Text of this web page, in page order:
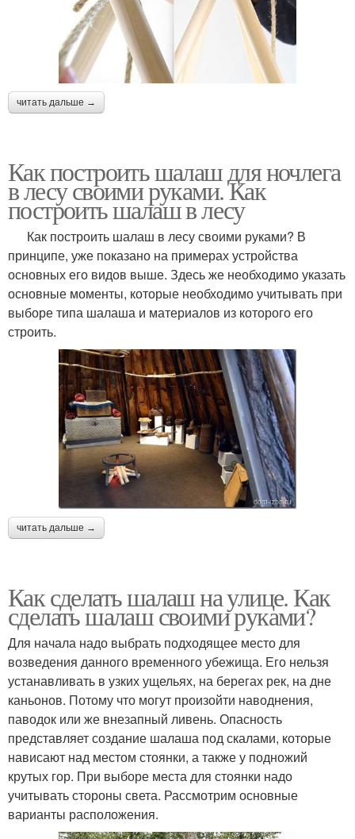
читать дальше →
Как построить шалаш для ночлега
в лесу своими руками. Как
построить шалаш в лесу
Как построить шалаш в лесу своими руками? В
принципе, уже показано на примерах устройства
основных его видов выше. Здесь же необходимо указать
основные моменты, которые необходимо учитывать при
выборе типа шалаша и материалов из которого его
строить.
читать дальше →
Как сделать шалаш на улице. Как
сделать шалаш своими руками?
Для начала надо выбрать подходящее место для
возведения данного временного убежища. Его нельзя
устанавливать в узких ущельях, на берегах рек, на дне
каньонов. Потому что могут произойти наводнения,
паводок или же внезапный ливень. Опасность
представляет создание шалаша под скалами, которые
нависают над местом стоянки, а также у подножий
крутых гор. При выборе места для стоянки надо
учитывать стороны света. Рассмотрим основные
варианты расположения.